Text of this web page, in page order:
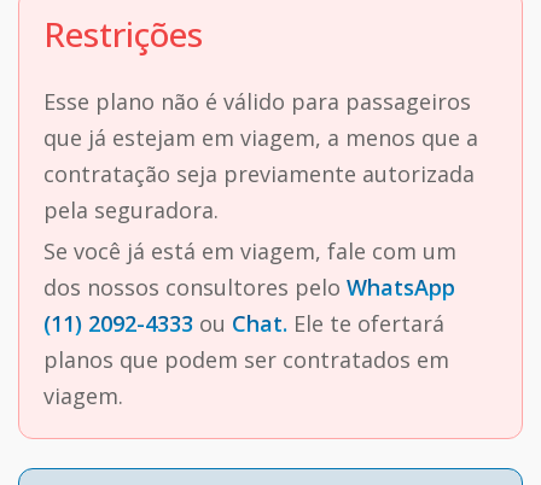
Restrições
Esse plano não é válido para passageiros
que já estejam em viagem, a menos que a
contratação seja previamente autorizada
pela seguradora.
Se você já está em viagem, fale com um
dos nossos consultores pelo WhatsApp
(11) 2092-4333 ou Chat. Ele te ofertará
planos que podem ser contratados em
viagem.